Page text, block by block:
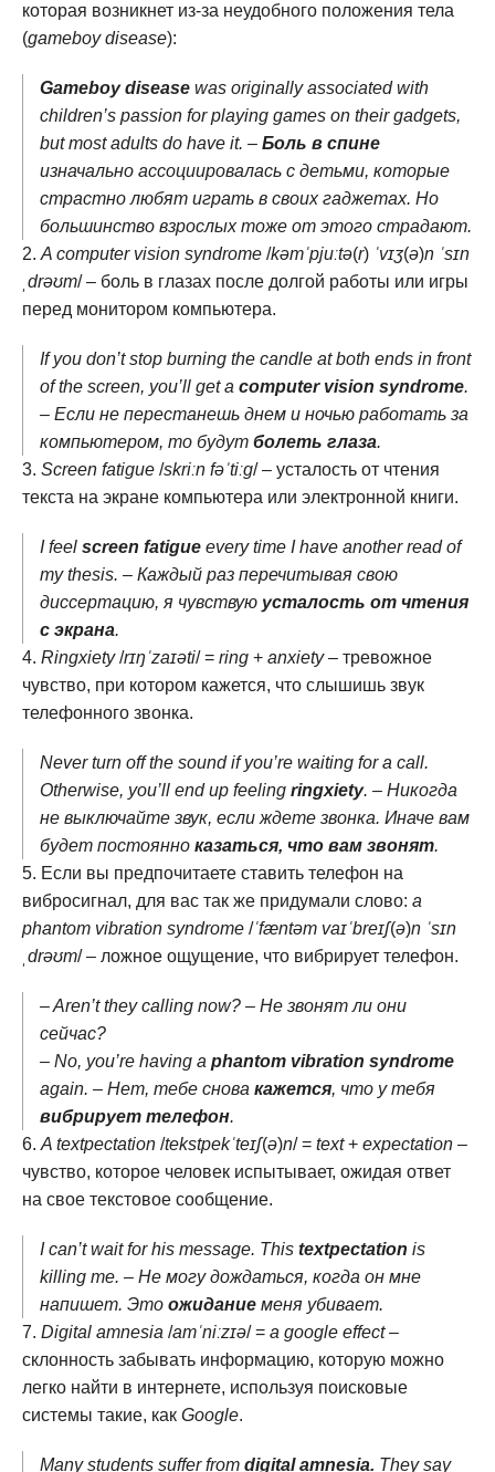
которая возникнет из-за неудобного положения тела
(gameboy disease):
Gameboy disease was originally associated with
children’s passion for playing games on their gadgets,
but most adults do have it. – Боль в спине
изначально ассоциировалась с детьми, которые
страстно любят играть в своих гаджетах. Но
большинство взрослых тоже от этого страдают.
A computer vision syndrome /kəmˈpjuːtə(r) ˈvɪʒ(ə)n ˈsɪn
ˌdrəʊm/ – боль в глазах после долгой работы или игры
перед монитором компьютера.
If you don’t stop burning the candle at both ends in front
of the screen, you’ll get a computer vision syndrome.
– Если не перестанешь днем и ночью работать за
компьютером, то будут болеть глаза.
Screen fatigue /skriːn fəˈtiːɡ/ – усталость от чтения
текста на экране компьютера или электронной книги.
I feel screen fatigue every time I have another read of
my thesis. – Каждый раз перечитывая свою
диссертацию, я чувствую усталость от чтения
с экрана.
Ringxiety/rɪŋˈzaɪəti/ = ring + anxiety– тревожное
чувство, при котором кажется, что слышишь звук
телефонного звонка.
Never turn off the sound if you’re waiting for a call.
Otherwise, you’ll end up feeling ringxiety. – Никогда
не выключайте звук, если ждете звонка. Иначе вам
будет постоянно казаться, что вам звонят.
Если вы предпочитаете ставить телефон на
вибросигнал, для вас так же придумали слово: a
phantom vibration syndrome /ˈfæntəm vaɪˈbreɪʃ(ə)n ˈsɪn
ˌdrəʊm/ – ложное ощущение, что вибрирует телефон.
– Aren’t they calling now? – Не звонят ли они
сейчас?
– No, you’re having a phantom vibration syndrome
again. – Нет, тебе снова кажется, что у тебя
вибрирует телефон.
A textpectation /tekstpekˈteɪʃ(ə)n/ = text+ expectation –
чувство, которое человек испытывает, ожидая ответ
на свое текстовое сообщение.
I can’t wait for his message. This textpectation is
killing me. – Не могу дождаться, когда он мне
напишет. Это ожидание меня убивает.
Digital amnesia /amˈniːzɪə/ = a google effect–
склонность забывать информацию, которую можно
легко найти в интернете, используя поисковые
системы такие, как Google.
Many students suffer from digital amnesia. They say